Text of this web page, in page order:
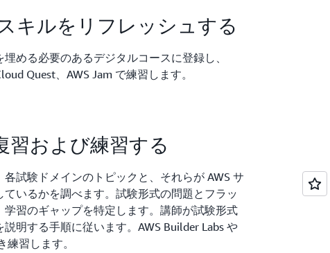
キルをリフレッシュする
める必要のあるデジタルコースに登録し、
Quest、AWS Jam で練習します。
習および練習する
試験ドメインのトピックと、それらが AWS サ
いるかを調べます。試験形式の問題とフラッ
学習のギャップを特定します。講師が試験形式
明する手順に従います。AWS Builder Labs や
練習します。